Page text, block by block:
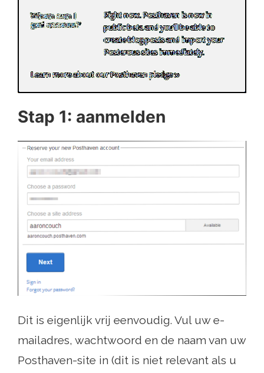
Stap 1: aanmelden
Dit is eigenlijk vrij eenvoudig. Vul uw e-
mailadres, wachtwoord en de naam van uw
Posthaven-site in (dit is niet relevant als u